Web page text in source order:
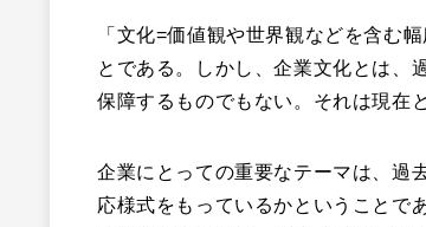
「文化=価値観や世界観などを含む
とである。しかし、企業文化とは、
保障するものでもない。それは現在
企業にとっての重要なテーマは、過
応様式をもっているかということで